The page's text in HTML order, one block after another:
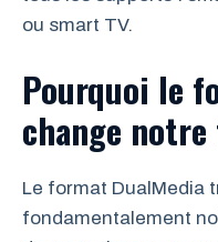
ou smart TV.
Pourquoi le
change notre
Le format DualMedia
fondamentalement